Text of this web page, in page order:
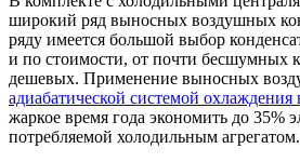
широкий ряд выносных воздушных
ряду имеется большой выбор
и по стоимости, от почти бесшумных
дешевых. Применение выносных
адиабатической системой охлаждения
жаркое время года экономить до 35%
потребляемой холодильным агрегатом.